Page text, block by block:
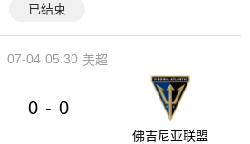
已结束
05:30
07-04 美超
0 - 0
佛吉尼亚联盟